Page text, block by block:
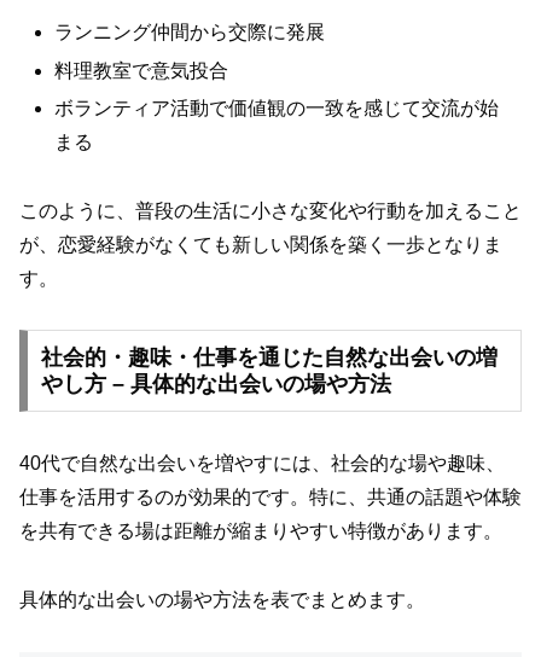
ランニング仲間から交際に発展
料理教室で意気投合
ボランティア活動で価値観の一致を感じて交流が始
まる
このように、普段の生活に小さな変化や行動を加えること
が、恋愛経験がなくても新しい関係を築く一歩となりま
す。
社会的・趣味・仕事を通じた自然な出会いの増
やし方 – 具体的な出会いの場や方法
40代で自然な出会いを増やすには、社会的な場や趣味、
仕事を活用するのが効果的です。特に、共通の話題や体験
を共有できる場は距離が縮まりやすい特徴があります。
具体的な出会いの場や方法を表でまとめます。